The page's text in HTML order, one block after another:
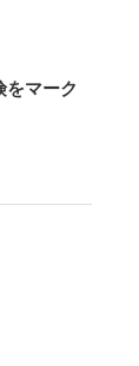
をマーク